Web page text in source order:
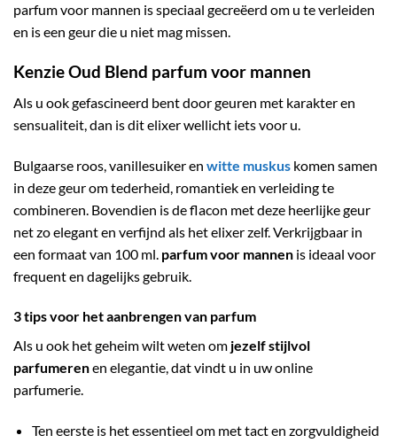
parfum voor mannen is speciaal gecreëerd om u te verleiden
en is een geur die u niet mag missen.
Kenzie Oud Blend parfum voor mannen
Als u ook gefascineerd bent door geuren met karakter en
sensualiteit, dan is dit elixer wellicht iets voor u.
Bulgaarse roos, vanillesuiker en witte muskus komen samen
in deze geur om tederheid, romantiek en verleiding te
combineren. Bovendien is de flacon met deze heerlijke geur
net zo elegant en verfijnd als het elixer zelf. Verkrijgbaar in
een formaat van 100 ml. parfum voor mannen is ideaal voor
frequent en dagelijks gebruik.
3 tips voor het aanbrengen van parfum
Als u ook het geheim wilt weten om jezelf stijlvol
parfumerenen elegantie, dat vindt u in uw online
parfumerie.
Ten eerste is het essentieel om met tact en zorgvuldigheid